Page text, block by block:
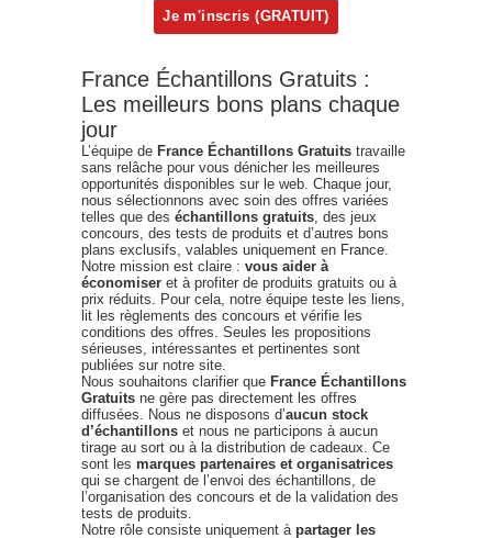
France Échantillons Gratuits :
Les meilleurs bons plans chaque
jour
L’équipe de France Échantillons Gratuits travaille
sans relâche pour vous dénicher les meilleures
opportunités disponibles sur le web. Chaque jour,
nous sélectionnons avec soin des offres variées
telles que des échantillons gratuits , des jeux
concours, des tests de produits et d’autres bons
plans exclusifs, valables uniquement en France.
Notre mission est claire : vous aider à
économiser et à profiter de produits gratuits ou à
prix réduits. Pour cela, notre équipe teste les liens,
lit les règlements des concours et vérifie les
conditions des offres. Seules les propositions
sérieuses, intéressantes et pertinentes sont
publiées sur notre site.
Nous souhaitons clarifier que France Échantillons
Gratuits ne gère pas directement les offres
diffusées. Nous ne disposons d’aucun stock
d’échantillons et nous ne participons à aucun
tirage au sort ou à la distribution de cadeaux. Ce
sont les marques partenaires et organisatrices
qui se chargent de l’envoi des échantillons, de
l’organisation des concours et de la validation des
tests de produits.
Notre rôle consiste uniquement à partager les